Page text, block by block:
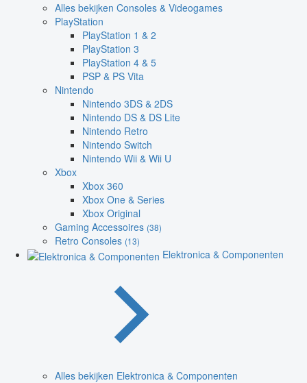
Alles bekijken Consoles & Videogames
PlayStation
PlayStation 1 & 2
PlayStation 3
PlayStation 4 & 5
PSP & PS Vita
Nintendo
Nintendo 3DS & 2DS
Nintendo DS & DS Lite
Nintendo Retro
Nintendo Switch
Nintendo Wii & Wii U
Xbox
Xbox 360
Xbox One & Series
Xbox Original
Gaming Accessoires (38)
Retro Consoles (13)
Elektronica & Componenten
Alles bekijken Elektronica & Componenten